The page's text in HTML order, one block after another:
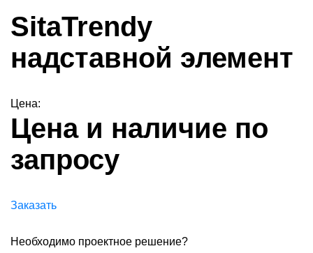
SitaTrendy
надставной элемент
Цена:
Цена и наличие по
запросу
Заказать
Необходимо проектное решение?